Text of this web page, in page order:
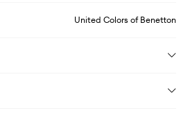
United Colors of Benetton